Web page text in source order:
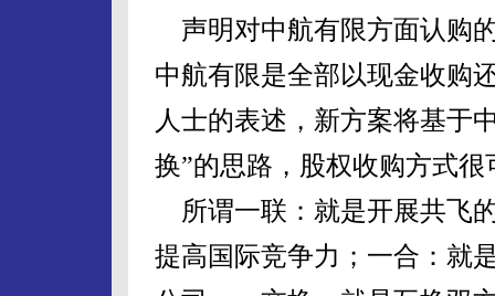
声明对中航有限方面认购
中航有限是全部以现金收购
人士的表述，新方案将基于
换”的思路，股权收购方式
所谓一联：就是开展共飞
提高国际竞争力；一合：就